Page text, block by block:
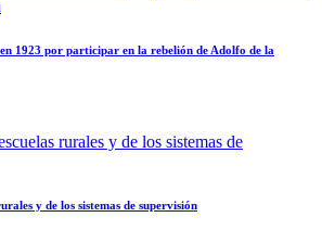
1923 por participar en la rebelión de Adolfo de la
y de los sistemas de supervisión